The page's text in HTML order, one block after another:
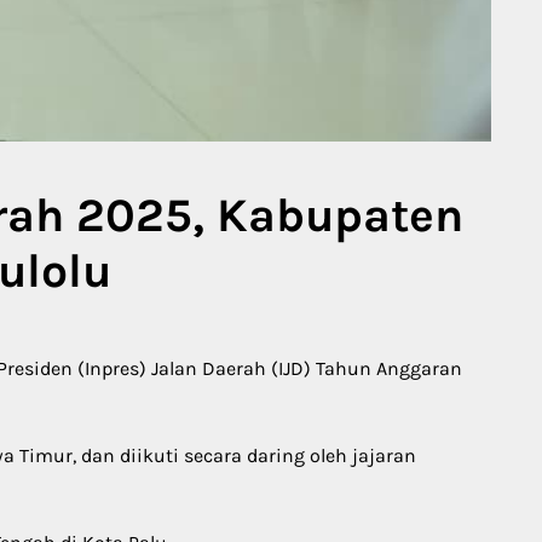
2025, Kabupaten
(Inpres) Jalan Daerah (IJD) Tahun Anggaran
Timur, dan diikuti secara daring oleh jajaran